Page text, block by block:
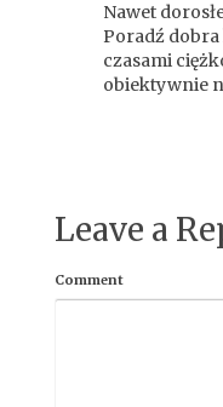
Nawet
Poradź dobra
czasami
obiektywnie
Leave a
Comment